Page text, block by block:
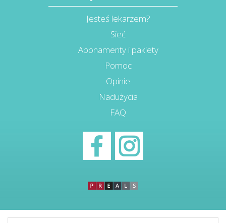
Jesteś lekarzem?
Sieć
Abonamenty i pakiety
Pomoc
Opinie
Nadużycia
FAQ